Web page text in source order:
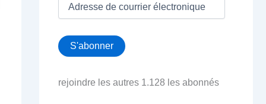
e
s
d
S'abonner
rejoindre les autres 1.128 les abonnés